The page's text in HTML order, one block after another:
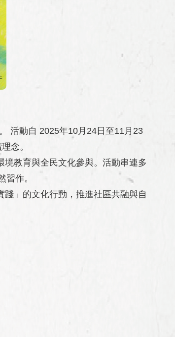
活動自 2025年10月24日至11月23
念。
教育與全民文化參與。活動串連多
作。
」的文化行動，推進社區共融與自